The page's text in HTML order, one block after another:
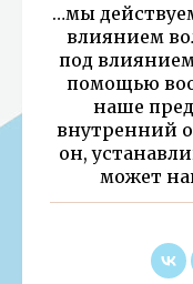
…мы
влиянием
под
помощью
наше
внутренний
он,
может